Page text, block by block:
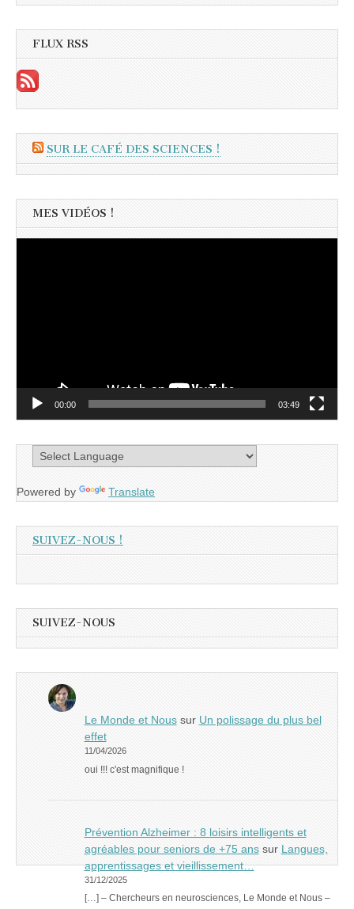
FLUX RSS
SUR LE CAFÉ DES SCIENCES !
MES VIDÉOS !
00:00 03:49
Powered by Translate
SUIVEZ-NOUS !
SUIVEZ-NOUS
Le Monde et Noussur Un polissage du plus bel
effet
11/04/2026
oui !!! c'est magnifique !
Prévention Alzheimer : 8 loisirs intelligents et
agréables pour seniors de +75 anssur Langues,
apprentissages et vieillissement…
31/12/2025
[…] – Chercheurs en neurosciences, Le Monde et Nous –